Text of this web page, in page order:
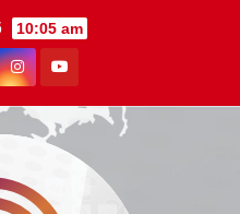
10:05 am